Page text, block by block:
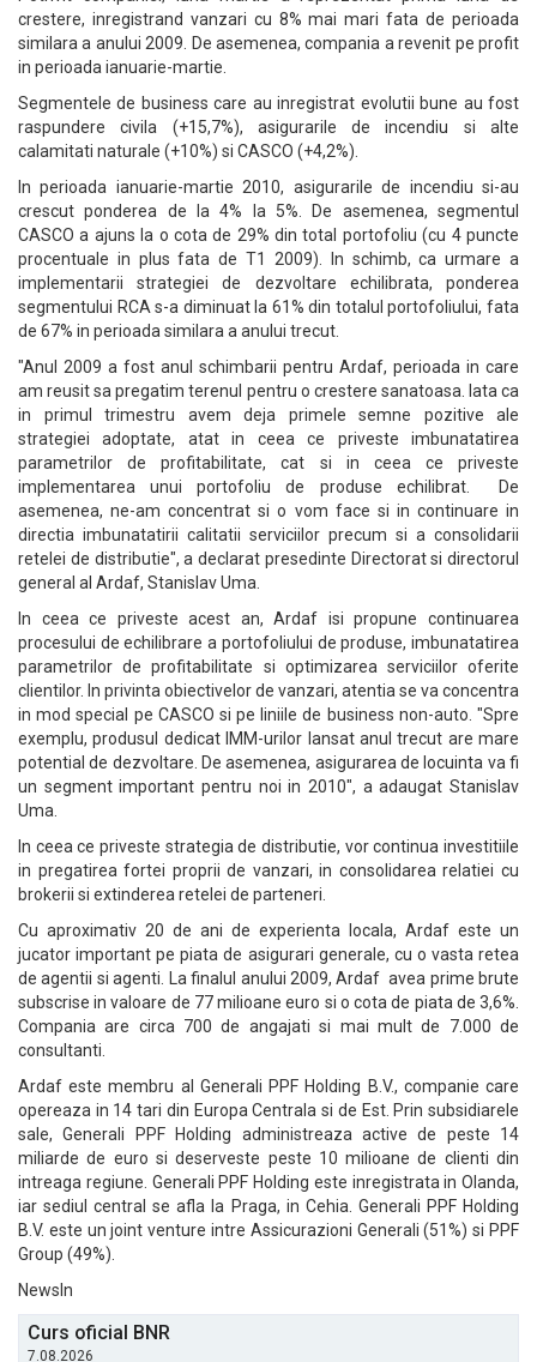
crestere, inregistrand vanzari cu 8% mai mari fata de perioada
similara a anului 2009. De asemenea, compania a revenit pe profit
in perioada ianuarie-martie.
Segmentele de business care au inregistrat evolutii bune au fost
raspundere civila (+15,7%), asigurarile de incendiu si alte
calamitati naturale (+10%) si CASCO (+4,2%).
In perioada ianuarie-martie 2010, asigurarile de incendiu si-au
crescut ponderea de la 4% la 5%. De asemenea, segmentul
CASCO a ajuns la o cota de 29% din total portofoliu (cu 4 puncte
procentuale in plus fata de T1 2009). In schimb, ca urmare a
implementarii strategiei de dezvoltare echilibrata, ponderea
segmentului RCA s-a diminuat la 61% din totalul portofoliului, fata
de 67% in perioada similara a anului trecut.
"Anul 2009 a fost anul schimbarii pentru Ardaf, perioada in care
am reusit sa pregatim terenul pentru o crestere sanatoasa. Iata ca
in primul trimestru avem deja primele semne pozitive ale
strategiei adoptate, atat in ceea ce priveste imbunatatirea
parametrilor de profitabilitate, cat si in ceea ce priveste
implementarea unui portofoliu de produse echilibrat. De
asemenea, ne-am concentrat si o vom face si in continuare in
directia imbunatatirii calitatii serviciilor precum si a consolidarii
retelei de distributie", a declarat presedinte Directorat si directorul
general al Ardaf, Stanislav Uma.
In ceea ce priveste acest an, Ardaf isi propune continuarea
procesului de echilibrare a portofoliului de produse, imbunatatirea
parametrilor de profitabilitate si optimizarea serviciilor oferite
clientilor. In privinta obiectivelor de vanzari, atentia se va concentra
in mod special pe CASCO si pe liniile de business non-auto. "Spre
exemplu, produsul dedicat IMM-urilor lansat anul trecut are mare
potential de dezvoltare. De asemenea, asigurarea de locuinta va fi
un segment important pentru noi in 2010", a adaugat Stanislav
Uma.
In ceea ce priveste strategia de distributie, vor continua investitiile
in pregatirea fortei proprii de vanzari, in consolidarea relatiei cu
brokerii si extinderea retelei de parteneri.
Cu aproximativ 20 de ani de experienta locala, Ardaf este un
jucator important pe piata de asigurari generale, cu o vasta retea
de agentii si agenti. La finalul anului 2009, Ardaf avea prime brute
subscrise in valoare de 77 milioane euro si o cota de piata de 3,6%.
Compania are circa 700 de angajati si mai mult de 7.000 de
consultanti.
Ardaf este membru al Generali PPF Holding B.V., companie care
opereaza in 14 tari din Europa Centrala si de Est. Prin subsidiarele
sale, Generali PPF Holding administreaza active de peste 14
miliarde de euro si deserveste peste 10 milioane de clienti din
intreaga regiune. Generali PPF Holding este inregistrata in Olanda,
iar sediul central se afla la Praga, in Cehia. Generali PPF Holding
B.V. este un joint venture intre Assicurazioni Generali (51%) si PPF
Group (49%).
NewsIn
Curs oficial BNR
7.08.2026